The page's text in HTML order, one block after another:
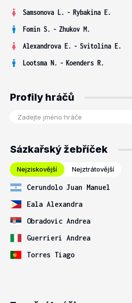
Samsonova L. - Rybakina E.
Fomin S. - Zhukov M.
Alexandrova E. - Svitolina E.
Lootsma N. - Koenders R.
Profily hráčů
Sázkařský žebříček
Nejziskovější Nejztrátovější
Cerundolo Juan Manuel
Eala Alexandra
Obradovic Andrea
Guerrieri Andrea
Torres Tiago